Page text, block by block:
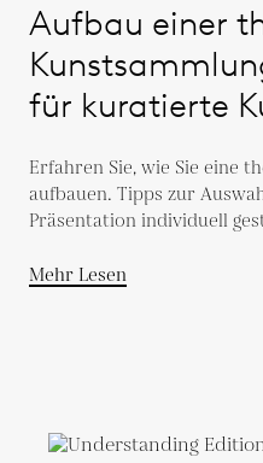
Aufbau einer
für kuratierte
Erfahren Sie, wie Sie eine
aufbauen. Tipps zur
Präsentation individuell
Mehr Lesen